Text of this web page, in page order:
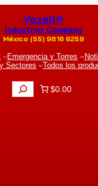
Vozell®
Industrial Company
México (55) 9816 6259
Emergencia y Torres
Sectores
Todos los
B
u
$0.00